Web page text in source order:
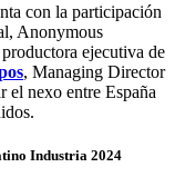
con la participación
Anonymous
ejecutiva de
, Managing Director
el nexo entre España
Industria 2024